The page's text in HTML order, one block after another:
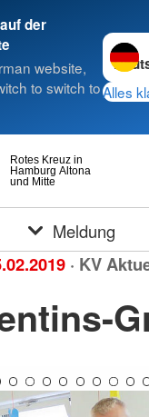
der
website,
to switch toAlles
und Mitte
Hamburg Altona
Rotes Kreuz in
Meldung
· KV